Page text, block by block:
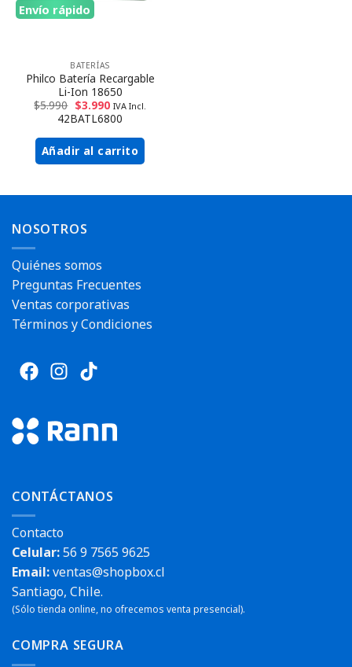
Envío rápido
BATERÍAS
Philco Batería Recargable
Li-Ion 18650
$5.990 $3.990 IVA Incl.
42BATL6800
Añadir al carrito
NOSOTROS
Quiénes somos
Preguntas Frecuentes
Ventas corporativas
Términos y Condiciones
CONTÁCTANOS
Contacto
Celular:56 9 7565 9625
Email:ventas@shopbox.cl
Santiago, Chile.
(Sólo tienda online, no ofrecemos venta presencial).
COMPRA SEGURA